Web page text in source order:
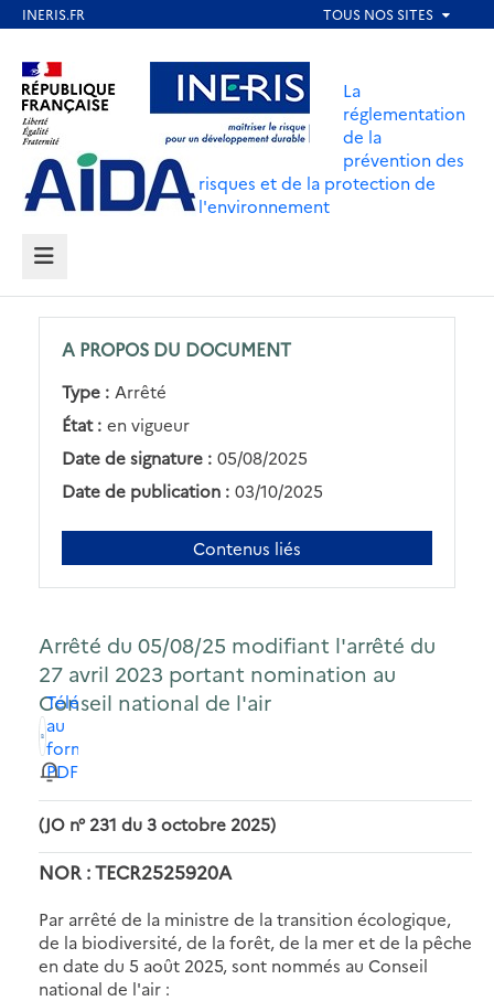
contenu
principal
Aller au contenu Aller au menu
Aller au pied de page
La
réglementation
de la
prévention des
risques et de la protection de
l'environnement
MENU
A PROPOS DU DOCUMENT
Type : Arrêté
État : en vigueur
Date de signature : 05/08/2025
Date de publication : 03/10/2025
Contenus liés
Arrêté du 05/08/25 modifiant l'arrêté du
27 avril 2023 portant nomination au
Conseil national de l'air
Télécharger
au
format
PDF
(JO n° 231 du 3 octobre 2025)
NOR : TECR2525920A
Par arrêté de la ministre de la transition écologique,
de la biodiversité, de la forêt, de la mer et de la pêche
en date du 5 août 2025, sont nommés au Conseil
national de l'air :